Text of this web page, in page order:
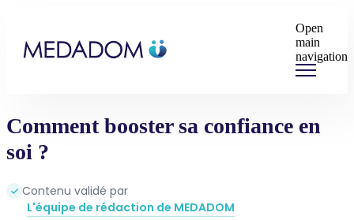
Open
main
navigation
Comment booster sa confiance en
soi ?
Contenu validé par
L'équipe de rédaction de MEDADOM